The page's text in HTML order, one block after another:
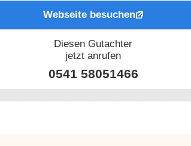
Webseite besuchen
Diesen Gutachter
jetzt anrufen
0541 58051466